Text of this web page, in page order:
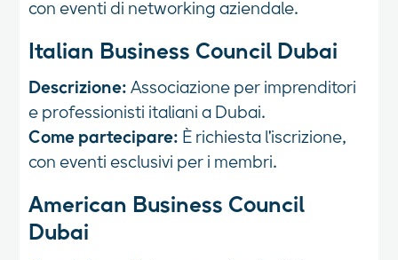
con eventi di networking aziendale.
Italian Business Council Dubai
Descrizione: Associazione per imprenditori
e professionisti italiani a Dubai.
Come partecipare: È richiesta l'iscrizione,
con eventi esclusivi per i membri.
American Business Council
Dubai